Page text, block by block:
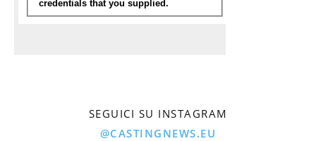
SEGUICI SU INSTAGRAM
@CASTINGNEWS.EU